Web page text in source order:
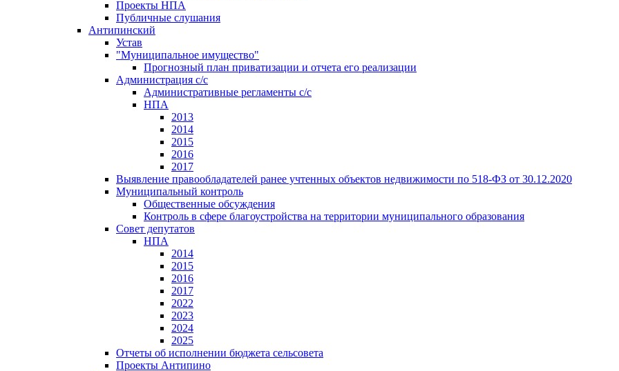
Проекты НПА
Публичные слушания
Антипинский
Устав
"Муниципальное имущество"
Прогнозный план приватизации и отчета его реализации
Администрация с/с
Административные регламенты с/с
НПА
2013
2014
2015
2016
2017
Выявление правообладателей ранее учтенных объектов недвижимости по 518-ФЗ от 30.12.2020
Муниципальный контроль
Общественные обсуждения
Контроль в сфере благоустройства на территории муниципального образования
Совет депутатов
НПА
2014
2015
2016
2017
2022
2023
2024
2025
Отчеты об исполнении бюджета сельсовета
Проекты Антипино